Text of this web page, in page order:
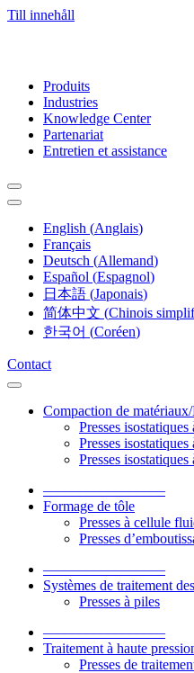
Till innehåll
Produits
Industries
Knowledge Center
Partenariat
Entretien et assistance
English (Anglais)
Français
Deutsch (Allemand)
Español (Espagnol)
日本語 (Japonais)
简体中文 (Chinois
한국어 (Coréen)
Contact
Compaction de
Presses isostatiques
Presses isostatiques
Presses isostatiques
–––––––––––––––––
Formage de tôle
Presses à cellule
Presses
–––––––––––––––––
Systèmes de traitement
Presses à piles
–––––––––––––––––
Traitement à haute
Presses de